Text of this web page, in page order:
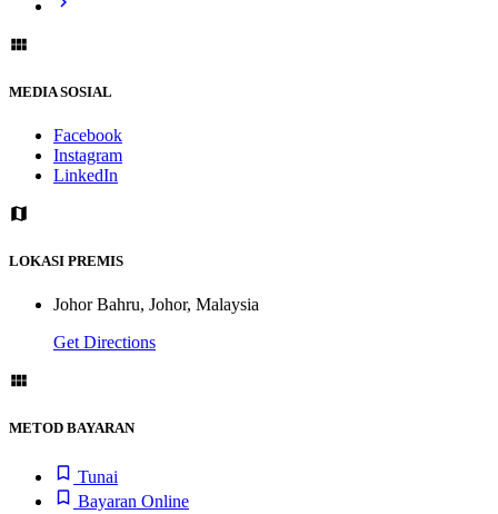
MEDIA SOSIAL
Facebook
Instagram
LinkedIn
LOKASI PREMIS
Johor Bahru, Johor, Malaysia
Get Directions
METOD BAYARAN
Tunai
Bayaran Online